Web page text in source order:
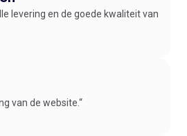
levering en de goede kwaliteit van
van de website.“